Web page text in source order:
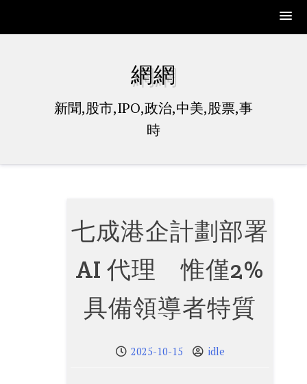
網網
新聞,股市,IPO,政治,中美,股票,事
時
七成港企計劃部署
AI 代理 惟僅2%
具備領導者特質
2025-10-15 idle